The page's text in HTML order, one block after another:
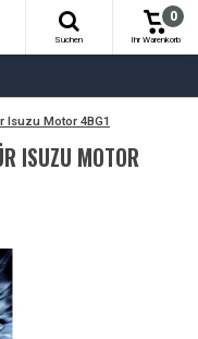
Suchen
0
Ihr Warenkorb
Isuzu Motor 4BG1
ISUZU MOTOR